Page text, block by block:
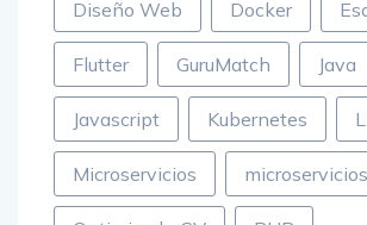
Diseño Web Docker
Flutter GuruMatch Java
Javascript Kubernetes
Microservicios